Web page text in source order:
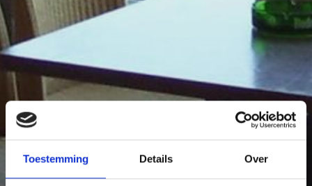
Toestemming Details Over